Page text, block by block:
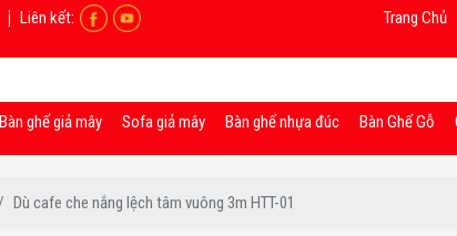
Liên kết: Trang Chủ
Bàn ghế giả mây Sofa giả mây Bàn ghế nhựa đúc Bàn Ghế Gỗ
Dù cafe che nắng lệch tâm vuông 3m HTT-01